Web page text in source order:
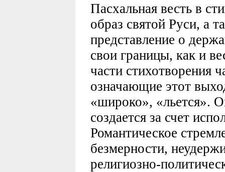
Пасхальная весть в
образ святой Руси, а
представление о
свои границы, как и
части стихотворения
означающие этот
«широко», «льется».
создается за счет
Романтическое
безмерности,
религиозно-